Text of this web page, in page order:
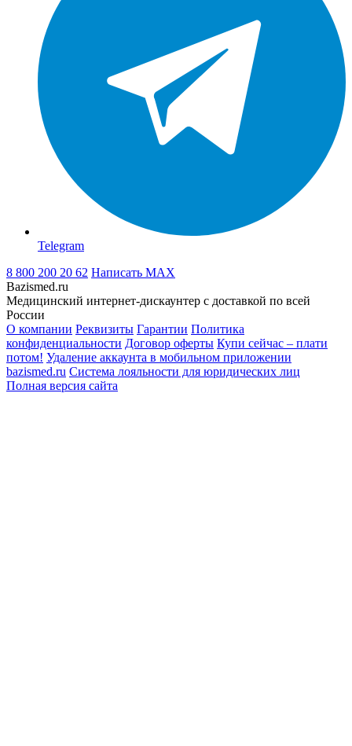
Telegram
8 800 200 20 62 Написать MAX
Bazismed.ru
Медицинский интернет-дискаунтер с доставкой по всей
России
О компании Реквизиты Гарантии Политика
конфиденциальности Договор оферты Купи сейчас – плати
потом! Удаление аккаунта в мобильном приложении
bazismed.ru Система лояльности для юридических лиц
Полная версия сайта